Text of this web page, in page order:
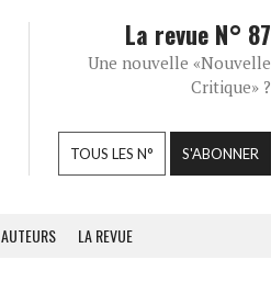
La revue N° 87
Une nouvelle «Nouvelle
Critique» ?
TOUS LES N° S'ABONNER
AUTEURS LA REVUE